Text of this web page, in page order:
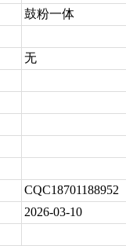
鼓粉一体
无
CQC18701188952
2026-03-10